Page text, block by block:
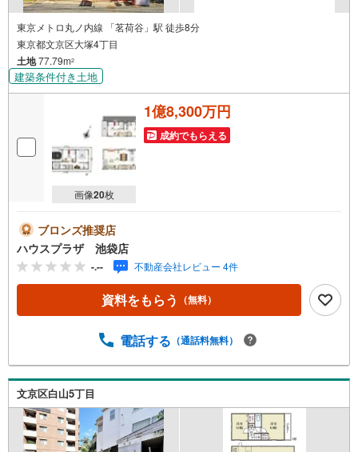
東京メトロ丸ノ内線 「茗荷谷」駅 徒歩8分
東京都文京区大塚4丁目
土地77.79m2
建築条件付き土地
画像20枚
1億8,300万円
成約でもらえる
ブロンズ推奨店
ハウスプラザ 池袋店
-.-- 不動産会社レビュー 4件
資料をもらう （無料）
電話する （通話料無料）
文京区白山5丁目